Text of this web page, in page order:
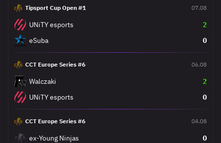
Tipsport Cup Open #1 07.08
UNiTY esports
2
eSuba
0
CCT Europe Series #6 06.08
Walczaki
2
UNiTY esports
0
CCT Europe Series #6 04.08
ex-Young Ninjas
0